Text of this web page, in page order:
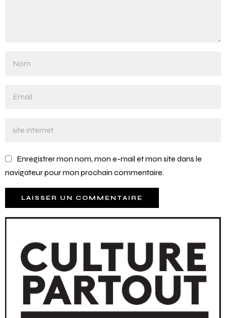
Enregistrer mon nom, mon e-mail et mon site dans le
navigateur pour mon prochain commentaire.